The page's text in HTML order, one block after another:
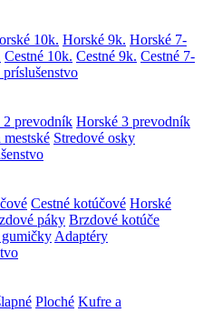
10k. Horské 9k. Horské 7-
Cestné 10k. Cestné 9k. Cestné 7-
príslušenstvo
2 prevodník Horské 3 prevodník
Stredové osky
Cestné kotúčové Horské
páky Brzdové kotúče
Adaptéry
Ploché Kufre a